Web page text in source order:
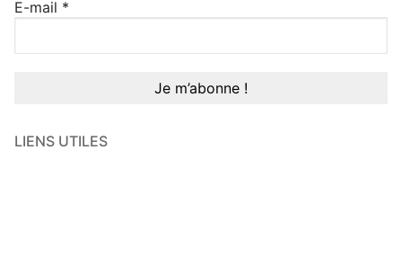
E-mail *
LIENS UTILES